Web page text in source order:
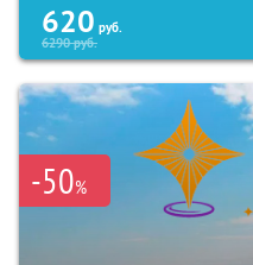
620 руб.
6290руб.
-50%